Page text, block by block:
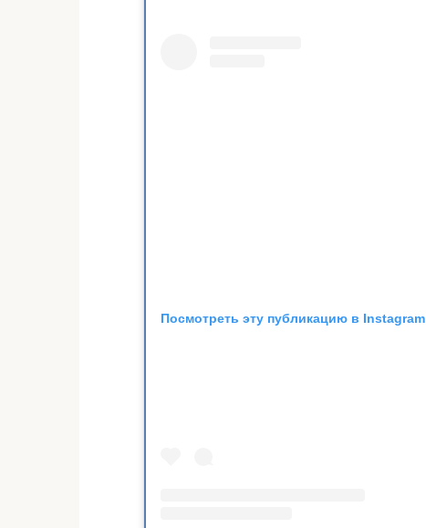
Посмотреть эту публикацию в Instagram